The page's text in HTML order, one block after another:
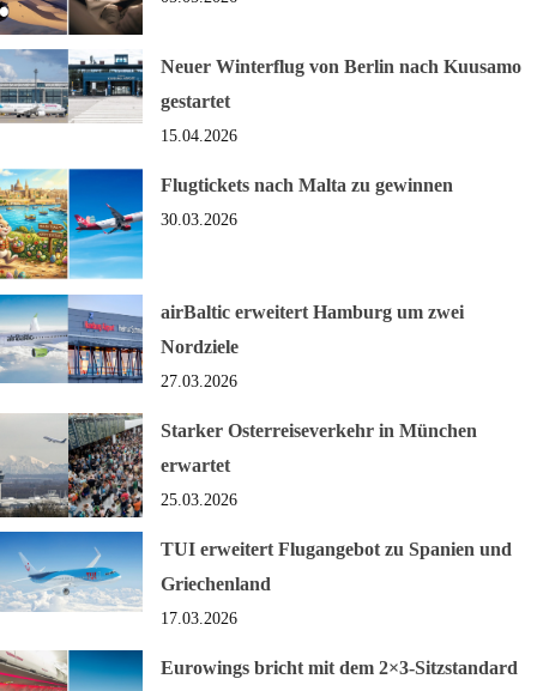
Neuer Winterflug von Berlin nach Kuusamo
gestartet
15.04.2026
Flugtickets nach Malta zu gewinnen
30.03.2026
airBaltic erweitert Hamburg um zwei
Nordziele
27.03.2026
Starker Osterreiseverkehr in München
erwartet
25.03.2026
TUI erweitert Flugangebot zu Spanien und
Griechenland
17.03.2026
Eurowings bricht mit dem 2×3-Sitzstandard